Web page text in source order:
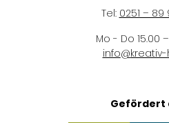
Tel: 0251 –
Mo - Do 15.00
info@
Gefördert